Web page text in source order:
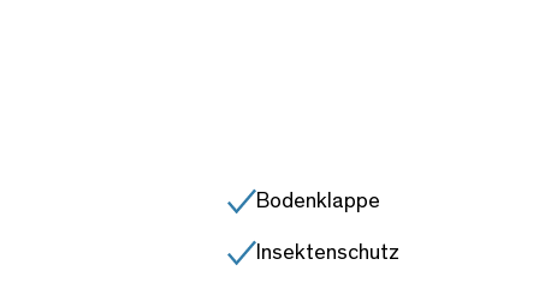
Bodenklappe
Insektenschutz